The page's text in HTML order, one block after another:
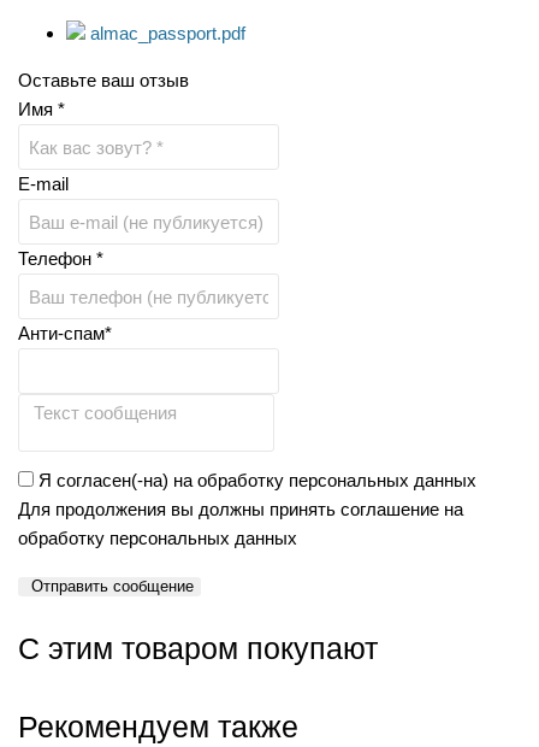
almac_passport.pdf
Оставьте ваш отзыв
Имя *
E-mail
Телефон *
Анти-спам*
Я согласен(-на) на обработку персональных данных
Для продолжения вы должны принять соглашение на
обработку персональных данных
Отправить сообщение
С этим товаром покупают
Рекомендуем также